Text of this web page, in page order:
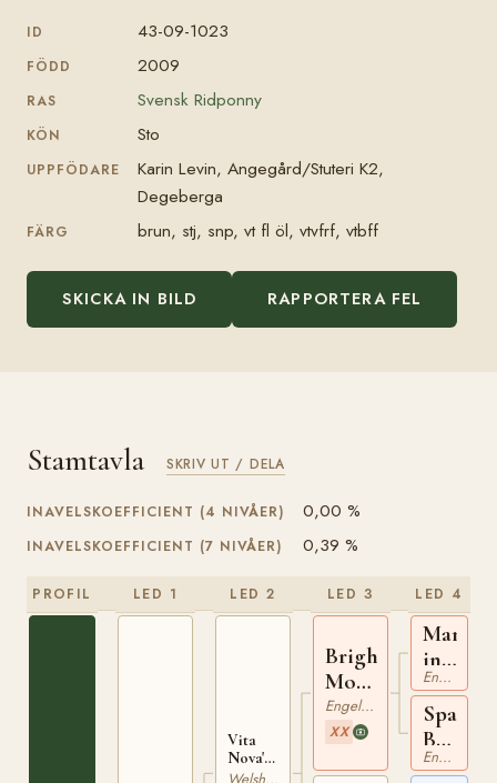
ID 43-09-1023
FÖDD 2009
RAS Svensk Ridponny
KÖN Sto
UPPFÖDARE
Karin Levin, Angegård/Stuteri K2,
Degeberga
FÄRG brun, stj, snp, vt fl öl, vtvfrf, vtbff
SKICKA IN BILD RAPPORTERA FEL
Stamtavla SKRIV UT / DELA
INAVELSKOEFFICIENT (4 NIVÅER) 0,00 %
INAVELSKOEFFICIENT (7 NIVÅER) 0,39 %
PROFIL LED 1 LED 2
Vita
Nova's
Celesto
LED 3
Bright
Moon
xx
Engelskt Fullblod
XX
LED 4
Man
in
the
Moon
xx
Engelskt Fullblod
Spartan
Beauty
xxEngelskt Fullblod